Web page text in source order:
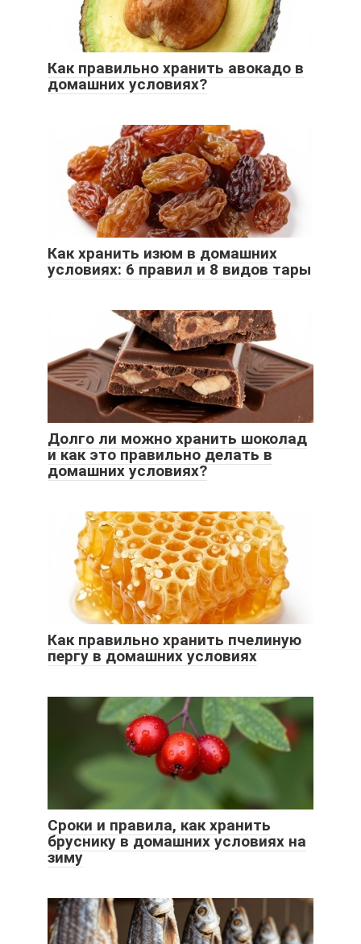
Как правильно хранить авокадо в
домашних условиях?
Как хранить изюм в домашних
условиях: 6 правил и 8 видов тары
Долго ли можно хранить шоколад
и как это правильно делать в
домашних условиях?
Как правильно хранить пчелиную
пергу в домашних условиях
Сроки и правила, как хранить
бруснику в домашних условиях на
зиму